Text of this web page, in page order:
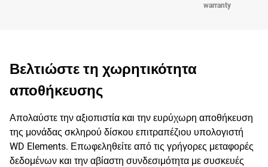
warranty
Βελτιώστε τη χωρητικότητα
αποθήκευσης
Απολαύστε την αξιοπιστία και την ευρύχωρη αποθήκευση
της μονάδας σκληρού δίσκου επιτραπέζιου υπολογιστή
WD Elements. Επωφεληθείτε από τις γρήγορες μεταφορές
δεδομένων και την αβίαστη συνδεσιμότητα με συσκευές